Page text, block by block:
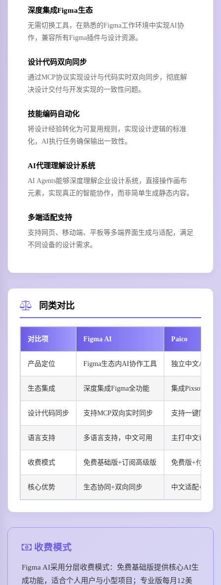
深度集成Figma生态
无需切换工具，在熟悉的Figma工作环境中实现AI协
作，兼容所有Figma插件与设计资源。
设计代码双向同步
通过MCP协议实现设计与代码实时双向同步，彻底解
决设计交付与开发实现的一致性问题。
技能编码自动化
将设计经验转化为可复用规则，实现设计逻辑的标准
化，AI执行任务确保输出一致性。
AI代理理解设计系统
AI Agents能够深度理解企业设计系统，直接操作画布
元素，实现真正的智能协作，而非简单生成静态内容。
多端适配支持
支持网页、移动端、平板等多端界面生成与适配，满足
不同设备的设计需求。
同类对比
对比项 Figma AI Paico
产品定位 Figma生态内AI协作工具 独立中文AI生
生态集成 深度集成Figma全功能 集成Pixso设计
设计代码同步 支持MCP双向实时同步 支持一键同步到
语言支持 多语言支持，中文可用 主打中文语境优
收费模式 免费基础版+订阅高级版 免费版+付费订
核心优势 生态协同+双向同步 中文适配+多端
收费模式
Figma AI采用分层收费模式：免费基础版提供核心AI生
成功能，适合个人用户与小型项目；专业版每月12美